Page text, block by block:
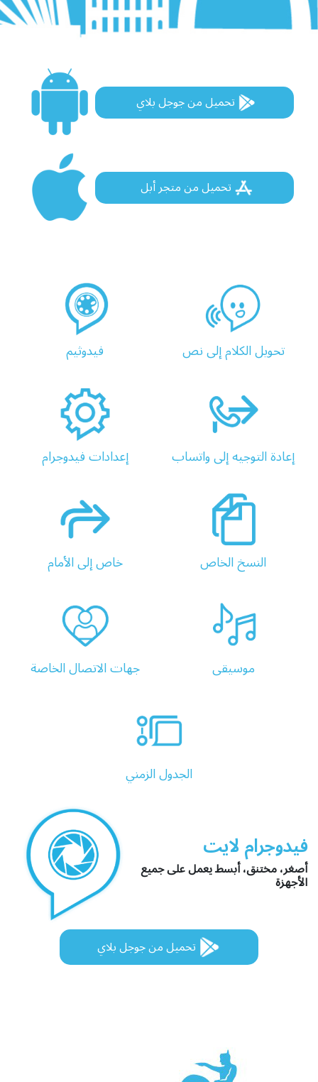
تحميل من جوجل بلاي
تحميل من متجر أبل
فيدوثيم تحويل الكلام إلى نص
إعدادات فیدوجرام إعادة التوجيه إلى واتساب
خاص إلى الأمام النسخ الخاص
جهات الاتصال الخاصة موسیقی
الجدول الزمني
فيدوجرام لايت
أصغر، مختنق، أبسط يعمل على جميع
الأجهزة
تحميل من جوجل بلاي